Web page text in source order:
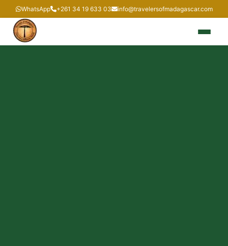
WhatsApp +261 34 19 633 03 info@travelersofmadagascar.com